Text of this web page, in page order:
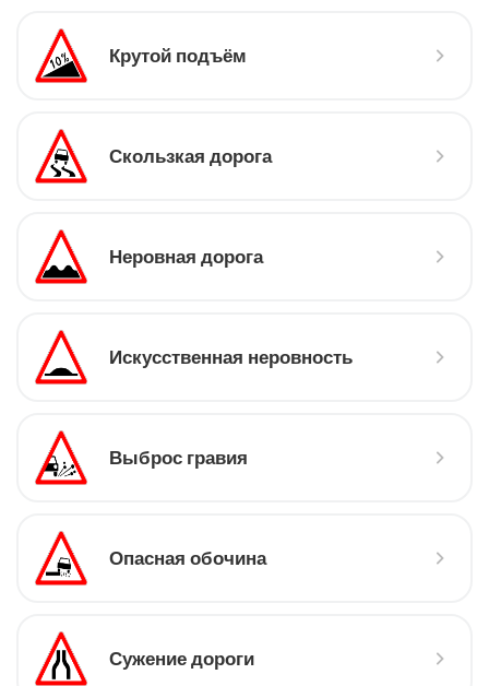
Крутой подъём
Скользкая дорога
Неровная дорога
Искусственная неровность
Выброс гравия
Опасная обочина
Сужение дороги